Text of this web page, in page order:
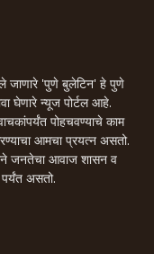
जाणारे 'पुणे बुलेटिन' हे पुणे
घेणारे न्यूज पोर्टल आहे.
पोहचवण्याचे काम
आमचा प्रयत्न असतो.
जनतेचा आवाज शासन व
असतो.